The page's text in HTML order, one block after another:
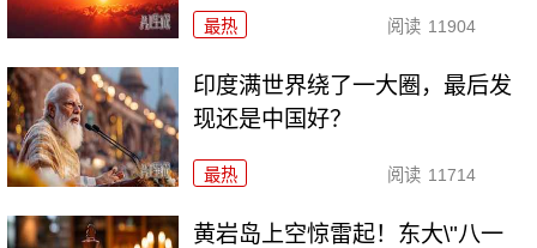
最热 阅读 11904
印度满世界绕了一大圈，最后发
现还是中国好？
最热 阅读 11714
黄岩岛上空惊雷起！东大\"八一